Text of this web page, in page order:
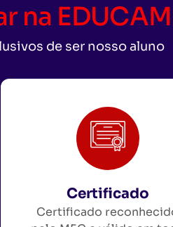
na
de ser nosso aluno
Certificado
Certificado